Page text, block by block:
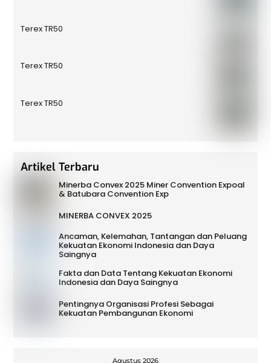
Terex TR50
Terex TR50
Terex TR50
Artikel Terbaru
Minerba Convex 2025 Miner Convention Expoal
& Batubara Convention Exp
MINERBA CONVEX 2025
Ancaman, Kelemahan, Tantangan dan Peluang
Kekuatan Ekonomi Indonesia dan Daya
Saingnya
Fakta dan Data Tentang Kekuatan Ekonomi
Indonesia dan Daya Saingnya
Pentingnya Organisasi Profesi Sebagai
Kekuatan Pembangunan Ekonomi
Agustus 2026